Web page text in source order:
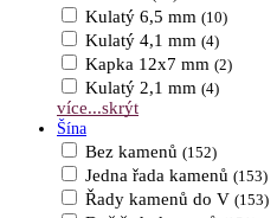
Kulatý 6,5 mm (10)
Kulatý 4,1 mm (4)
Kapka 12x7 mm (2)
Kulatý 2,1 mm (4)
více...skrýt
Šína
Bez kamenů (152)
Jedna řada kamenů (153)
Řady kamenů do V (153)